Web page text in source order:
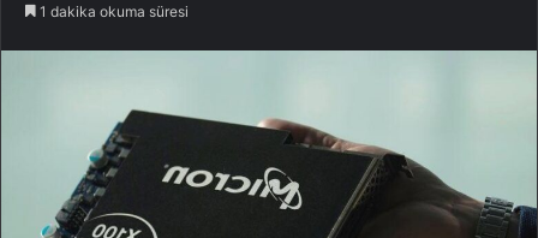
1 dakika okuma süresi